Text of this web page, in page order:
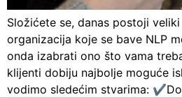
Složićete se, danas postoji
organizacija koje se bave NLP
onda izabrati ono što vama
klijenti dobiju najbolje moguće
vodimo sledećim stvarima: